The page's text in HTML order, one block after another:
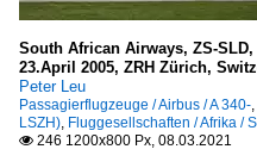
South African Airways, ZS-
23.April 2005, ZRH Zürich,
Peter Leu
Passagierflugzeuge / Airbus / A 340-,
LSZH), Fluggesellschaften / Afrika /
 246 1200x800 Px, 08.03.2021